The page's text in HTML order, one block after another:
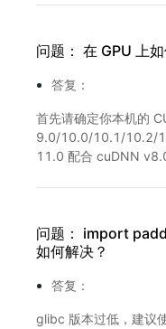
问题： 在 GPU 上
答复：
首先请确定你本机的
9.0/10.0/10.1/10.2/
11.0 配合 cuDNN
问题： import
如何解决？
答复：
glibc 版本过低，建议